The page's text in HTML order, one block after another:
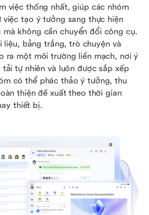
việc thống nhất, giúp các nhóm
việc tạo ý tưởng sang thực hiện
không cần chuyển đổi công cụ.
ra một môi trường liền mạch, nơi ý
tự nhiên và luôn được sắp xếp
có thể phác thảo ý tưởng, thu
thiện đề xuất theo thời gian
thiết bị.